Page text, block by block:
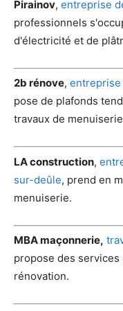
Pirainov, entreprise
professionnels
d'électricité et de
2b rénove, entreprise
pose de plafonds
travaux de
LA construction,
sur-deûle, prend en
menuiserie.
MBA maçonnerie,
propose des
rénovation.